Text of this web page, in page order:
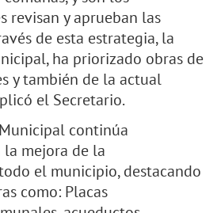
revisan y aprueban las
de esta estrategia, la
ha priorizado obras de
y también de la actual
el Secretario.
continúa
mejora de la
el municipio, destacando
como: Placas